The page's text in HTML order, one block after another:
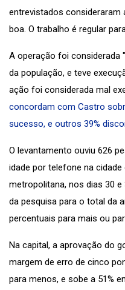
entrevistados consideraram
boa. O trabalho é regular
A operação foi considerada
da população, e teve
ação foi considerada mal
concordam com Castro
sucesso, e outros 39%
O levantamento ouviu 626
idade por telefone na
metropolitana, nos dias 30
da pesquisa para o total da
percentuais para mais ou
Na capital, a aprovação do
margem de erro de cinco
para menos, e sobe a 51%